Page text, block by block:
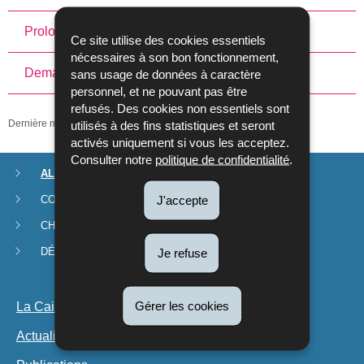
Ce site utilise des cookies essentiels
nécessaires à son bon fonctionnement,
sans usage de données à caractère
personnel, et ne pouvant pas être
refusés. Des cookies non essentiels sont
utilisés à des fins statistiques et seront
activés uniquement si vous les acceptez.
Consulter notre politique de confidentialité.
J'accepte
Je refuse
Gérer les cookies
Prolongement jusqu'à l'âge de 25 ans
Demande à son propre compte
Dernière mise à jour26/05/2016
Menu
de
navigation
ALLOCATIONS
CONGÉ PARENTAL
CHÈQUE-SERVICE ACCUEIL
DÉMARCHES ET FORMULAIRES
La Caisse
Actualités